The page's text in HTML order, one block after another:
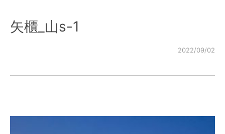
矢櫃_山s-1
2022/09/02